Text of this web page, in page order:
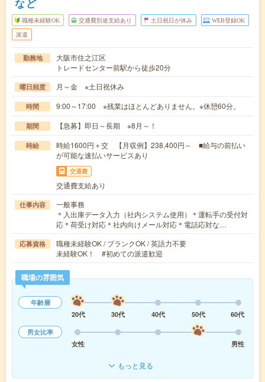
など
職種未経験OK 交通費別途支給あり 土日祝日が休み WEB登録OK
派遣
勤務地
大阪市住之江区
トレードセンター前駅から徒歩20分
曜日頻度 月～金 ※土日祝休み
時間 9:00～17:00 ※残業はほとんどありません。※休憩60分。
期間 【急募】即日～長期 ※8月～！
時給
時給1600円＋交 【月収例】238,400円～ ■給与の前払い
が可能な速払いサービスあり
交通費
交通費支給あり
仕事内容
一般事務
＊入出庫データ入力（社内システム使用）＊運転手の受付対
応＊荷受け対応＊社内向けメール対応＊電話応対な…
応募資格
職種未経験OK / ブランクOK / 英語力不要
未経験OK！ #初めての派遣歓迎
職場の雰囲気
年齢層
20代
30代 40代 50代
60代
男女比率
女性
男性
もっと見る